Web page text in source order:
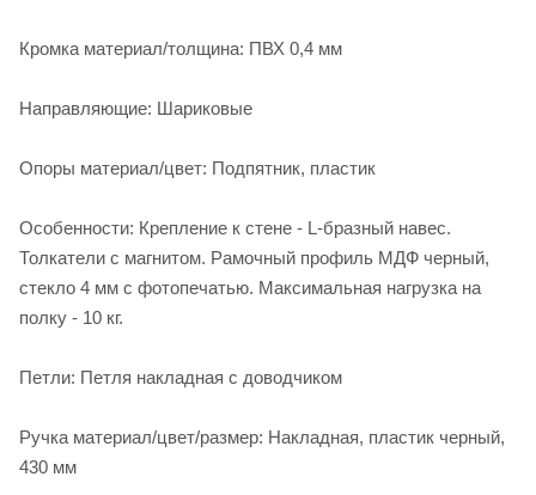
Кромка материал/толщина: ПВХ 0,4 мм
Направляющие: Шариковые
Опоры материал/цвет: Подпятник, пластик
Особенности: Крепление к стене - L-бразный навес.
Толкатели с магнитом. Рамочный профиль МДФ черный,
стекло 4 мм с фотопечатью. Максимальная нагрузка на
полку - 10 кг.
Петли: Петля накладная с доводчиком
Ручка материал/цвет/размер: Накладная, пластик черный,
430 мм